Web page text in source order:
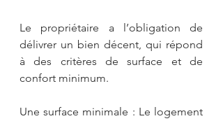
Le propriétaire a l’obligation de
délivrer un bien décent, qui répond
à des critères de surface et de
confort minimum.
Une surface minimale : Le logement